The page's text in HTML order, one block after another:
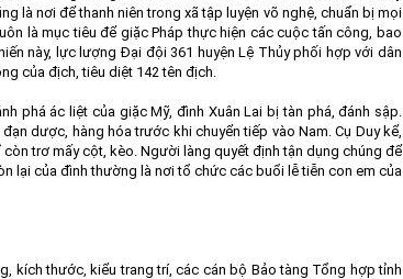
là nơi để thanh niên trong xã tập luyện võ nghệ, chuẩn bị mọi
là mục tiêu để giặc Pháp thực hiện các cuộc tấn công, bao
này, lực lượng Đại đội 361 huyện Lệ Thủy phối hợp với dân
của địch, tiêu diệt 142 tên địch.
phá ác liệt của giặc Mỹ, đình Xuân Lai bị tàn phá, đánh sập.
dược, hàng hóa trước khi chuyển tiếp vào Nam. Cụ Duy kể,
trơ mấy cột, kèo. Người làng quyết định tận dụng chúng để
lại của đình thường là nơi tổ chức các buổi lễ tiễn con em của
kích thước, kiểu trang trí, các cán bộ Bảo tàng Tổng hợp tỉnh